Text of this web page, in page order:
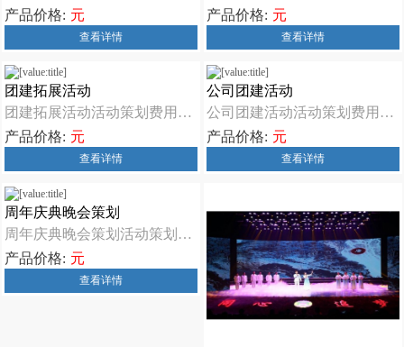
产品价格: 元
查看详情
产品价格: 元
查看详情
团建拓展活动
团建拓展活动活动策划费用，活动策划多少钱会因各种因素而有所不同，包括活动规模、地点、时长、主题、嘉宾 ...
产品价格: 元
查看详情
公司团建活动
公司团建活动活动策划费用，活动策划多少钱会因各种因素而有所不同，包括活动规模、地点、时长、主题、嘉宾 ...
产品价格: 元
查看详情
周年庆典晚会策划
周年庆典晚会策划活动策划费用，活动策划多少钱会因各种因素而有所不同，包括活动规模、地点、时长、主题、 ...
产品价格: 元
查看详情